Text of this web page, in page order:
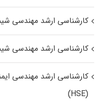
کارشناسی ارشد مهندسی
کارشناسی ارشد مهندسی
کارشناسی ارشد مهندسی
(HSE)